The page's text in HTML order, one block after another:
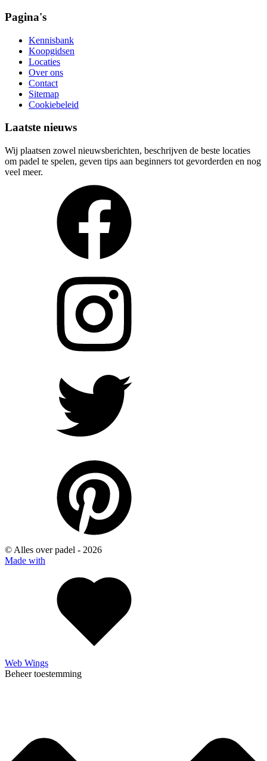
Pagina's
Kennisbank
Koopgidsen
Locaties
Over ons
Contact
Sitemap
Cookiebeleid
Laatste nieuws
Wij plaatsen zowel nieuwsberichten, beschrijven de beste locaties
om padel te spelen, geven tips aan beginners tot gevorderden en nog
veel meer.
© Alles over padel - 2026
Made with
Web Wings
Beheer toestemming